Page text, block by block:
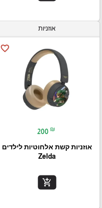
אוזניות
favorite_border
200 ₪
אוזניות קשת אלחוטיות לילדים
Zelda
add_shopping_cart